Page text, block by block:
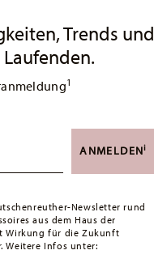
Trends und
1
ANMELDENi
Newsletter rund
aus dem Haus der
Wirkung für die Zukunft
Weitere Infos unter: